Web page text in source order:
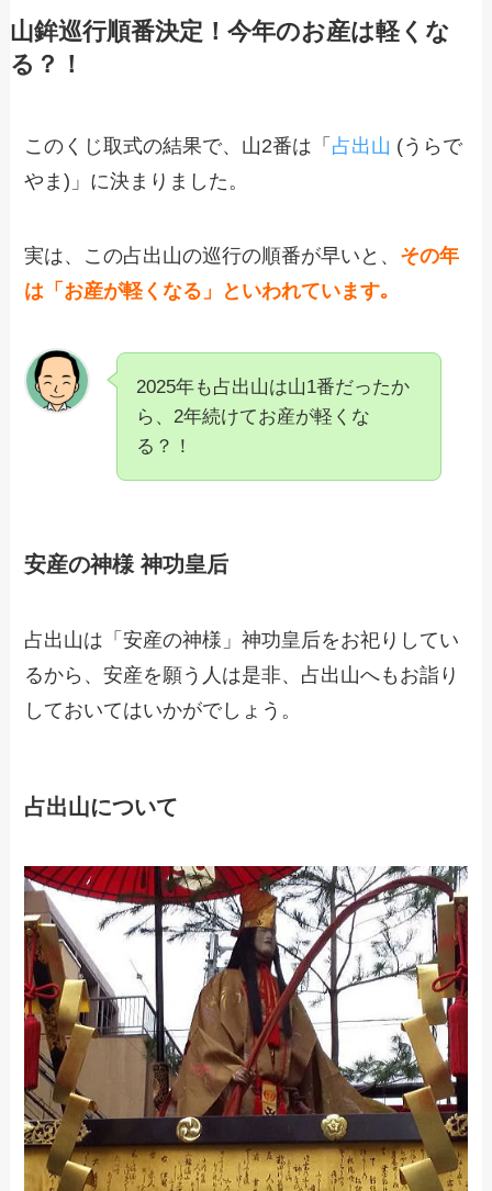
山鉾巡行順番決定！今年のお産は軽くな
る？！
このくじ取式の結果で、山2番は「 占出山 (うらで
やま)」に決まりました。
実は、この占出山の巡行の順番が早いと、 その年
は「お産が軽くなる」といわれています｡
2025年も占出山は山1番だったか
ら、2年続けてお産が軽くな
る？！
安産の神様 神功皇后
占出山は「安産の神様」神功皇后をお祀りしてい
るから、安産を願う人は是非、占出山へもお詣り
しておいてはいかがでしょう。
占出山について